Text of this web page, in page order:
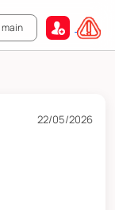
22/05/2026